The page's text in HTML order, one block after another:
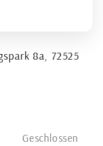
8a, 72525
Geschlossen